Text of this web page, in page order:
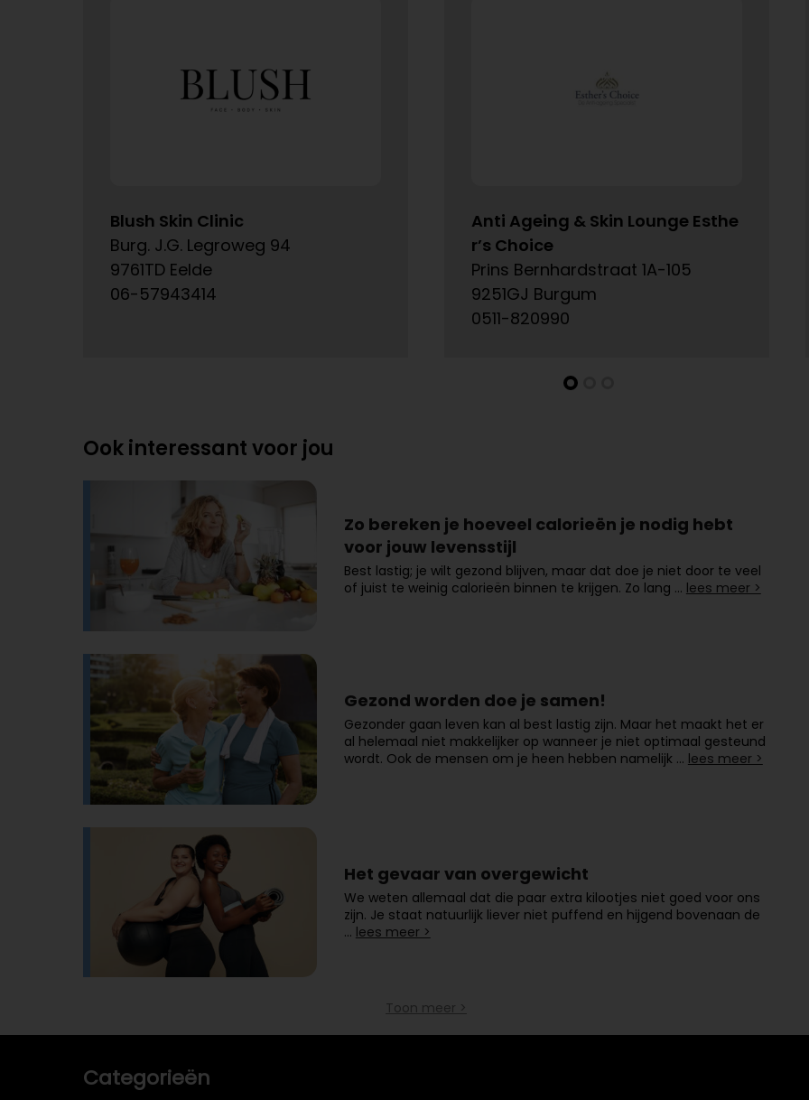
Blush Skin Clinic
Burg. J.G. Legroweg 94
9761TD Eelde
06-57943414
Anti Ageing & Skin Lounge Esthe
r’s Choice
Prins Bernhardstraat 1A-105
9251GJ Burgum
0511-820990
Ook interessant voor jou
Zo bereken je hoeveel calorieën je nodig hebt
voor jouw levensstijl
Best lastig; je wilt gezond blijven, maar dat doe je niet door te veel
of juist te weinig calorieën binnen te krijgen. Zo lang … lees meer >
Gezond worden doe je samen!
Gezonder gaan leven kan al best lastig zijn. Maar het maakt het er
al helemaal niet makkelijker op wanneer je niet optimaal gesteund
wordt. Ook de mensen om je heen hebben namelijk … lees meer >
Het gevaar van overgewicht
We weten allemaal dat die paar extra kilootjes niet goed voor ons
zijn. Je staat natuurlijk liever niet puffend en hijgend bovenaan de
… lees meer >
Toon meer >
Categorieën